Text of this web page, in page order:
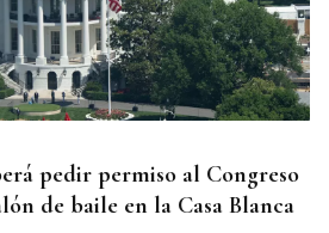
recuperar el autobús
pedir permiso al Congreso
de baile en la Casa Blanca